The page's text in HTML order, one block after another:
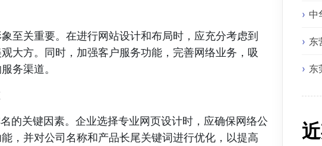
至关重要。在进行网站设计和布局时，应充分考虑到
大方。同时，加强客户服务功能，完善网络业务，吸
务渠道。
的关键因素。企业选择专业网页设计时，应确保网络公
，并对公司名称和产品长尾关键词进行优化，以提高
中
东
东